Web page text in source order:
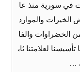
في سورية منذ عا
الخيرات والموارد
الخضراوات والفا
لعلامتنا ثاب
…